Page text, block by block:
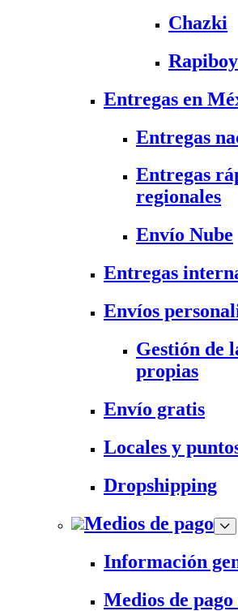
Chazki
Rapiboy
Entregas en
Entregas
Entregas
regionales
Envío Nube
Entregas
Envíos
Gestión de
propias
Envío gratis
Locales y
Dropshipping
Medios de pago
Información
Medios de